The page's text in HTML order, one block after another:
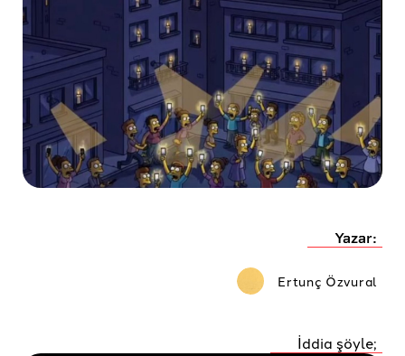
Yazar:
Ertunç Özvural
İddia şöyle;